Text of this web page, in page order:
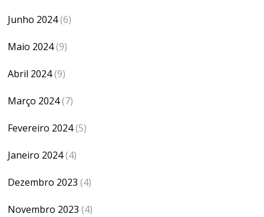
Junho 2024(6)
Maio 2024(9)
Abril 2024(9)
Março 2024(7)
Fevereiro 2024(5)
Janeiro 2024(4)
Dezembro 2023 (4)
Novembro 2023 (4)